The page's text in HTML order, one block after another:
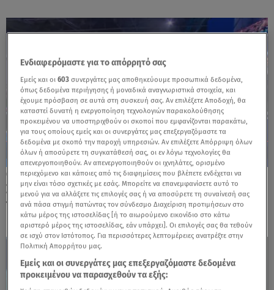
15.05.26, 19:51
Συνέδριο ΝΔ: Σε εκλογική ετοιμότητα θέτει
το κόμμα ο Μητσοτάκης
Ενδιαφερόμαστε για το απόρρητό σας
Εμείς και οι603 συνεργάτες μας αποθηκεύουμε προσωπικά δεδομένα,
όπως δεδομένα περιήγησης ή μοναδικά αναγνωριστικά στοιχεία, και
έχουμε πρόσβαση σε αυτά στη συσκευή σας. Αν επιλέξετε Αποδοχή, θα
καταστεί δυνατή η ενεργοποίηση τεχνολογιών παρακολούθησης
προκειμένου να υποστηριχθούν οι σκοποί που εμφανίζονται παρακάτω,
για τους οποίους εμείς και οι συνεργάτες μας επεξεργαζόμαστε τα
δεδομένα με σκοπό την παροχή υπηρεσιών. Αν επιλέξετε Απόρριψη όλων
όλων ή αποσύρετε τη συγκατάθεσή σας, οι εν λόγω τεχνολογίες θα
απενεργοποιηθούν. Αν απενεργοποιηθούν οι ιχνηλάτες, ορισμένο
περιεχόμενο και κάποιες από τις διαφημίσεις που βλέπετε ενδέχεται να
μην είναι τόσο σχετικές με εσάς. Μπορείτε να επανεμφανίσετε αυτό το
μενού για να αλλάξετε τις επιλογές σας ή να αποσύρετε τη συναίνεσή σας
ανά πάσα στιγμή πατώντας τον σύνδεσμο Διαχείριση προτιμήσεων στο
κάτω μέρος της ιστοσελίδας [ή το αιωρούμενο εικονίδιο στο κάτω
αριστερό μέρος της ιστοσελίδας, εάν υπάρχει]. Οι επιλογές σας θα τεθούν
σε ισχύ στον Ιστότοπος. Για περισσότερες λεπτομέρειες ανατρέξτε στην
Πολιτική Απορρήτου μας.
Εμείς και οι συνεργάτες μας επεξεργαζόμαστε δεδομένα
προκειμένου να παρασχεθούν τα εξής: